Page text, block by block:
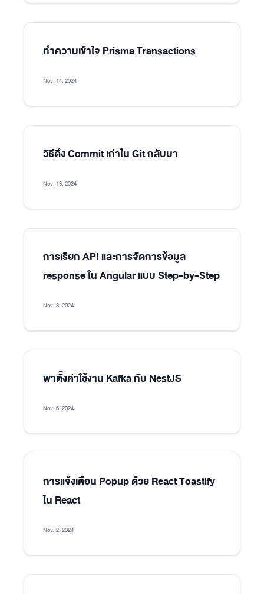
ทำความเข้าใจ Prisma Transactions
Nov. 14, 2024
วิธีดึง Commit เก่าใน Git กลับมา
Nov. 13, 2024
การเรียก API และการจัดการข้อมูล
response ใน Angular แบบ Step-by-Step
Nov. 8, 2024
พาตั้งค่าใช้งาน Kafka กับ NestJS
Nov. 6, 2024
การแจ้งเตือน Popup ด้วย React Toastify
ใน React
Nov. 2, 2024